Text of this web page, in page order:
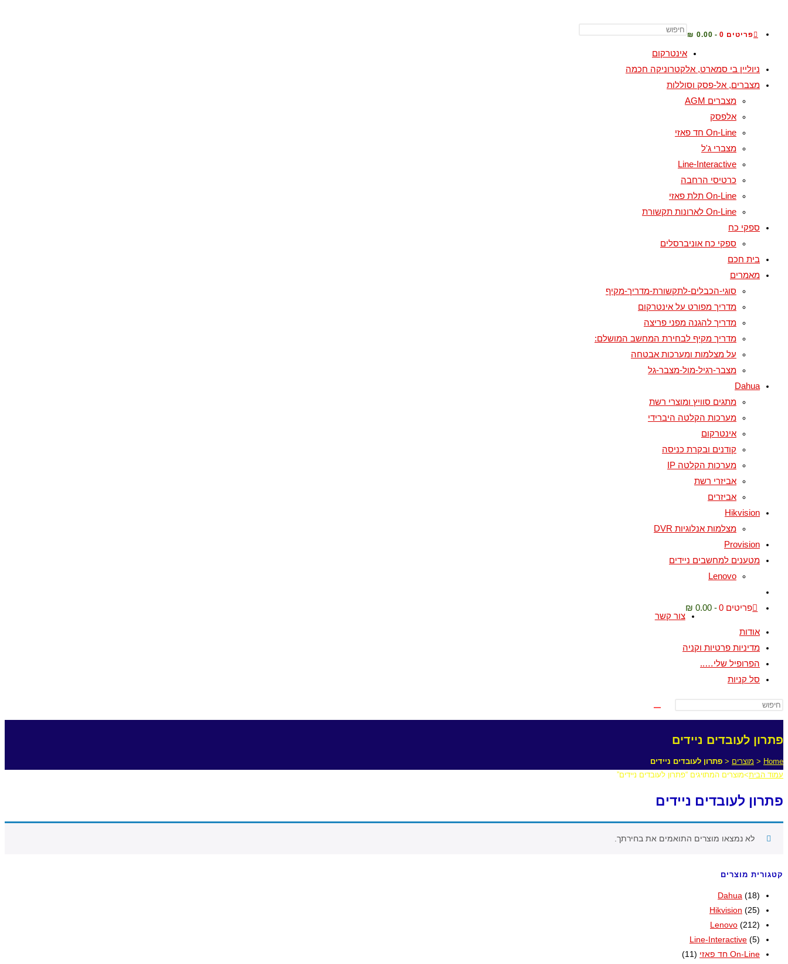
פריטים 0 0.00 ₪
אינטרקום
ניוליין בי סמארט, אלקטרוניקה חכמה
מצברים, אל-פסק וסוללות
מצברים AGM
אלפסק
On-Line חד פאזי
מצברי ג'ל
Line-Interactive
כרטיסי הרחבה
On-Line תלת פאזי
On-Line לארונות תקשורת
ספקי כח
ספקי כח אוניברסלים
בית חכם
מאמרים
סוגי-הכבלים-לתקשורת-מדריך-מקיף
מדריך מפורט על אינטרקום
מדריך להגנה מפני פריצה
מדריך מקיף לבחירת המחשב המושלם:
על מצלמות ומערכות אבטחה
מצבר-רגיל-מול-מצבר-גל
Dahua
מתגים סוויץ ומוצרי רשת
מערכות הקלטה היברידי
אינטרקום
קודנים ובקרת כניסה
מערכות הקלטה IP
אביזרי רשת
אביזרים
Hikvision
מצלמות אנלוגיות DVR
Provision
מטענים למחשבים ניידים
Lenovo
פריטים 0
0.00 ₪
צור קשר
אודות
מדיניות פרטיות וקניה
הפרופיל שלי…..
סל קניות
פתרון לעובדים ניידים
Home
< מוצרים < פתרון לעובדים ניידים
עמוד הבית>מוצרים המתויגים “פתרון לעובדים ניידים”
פתרון לעובדים ניידים
לא נמצאו מוצרים התואמים את בחירתך.
קטגורית מוצרים
Dahua (18)
Hikvision (25)
Lenovo (212)
Line-Interactive (5)
On-Line חד פאזי
(11)